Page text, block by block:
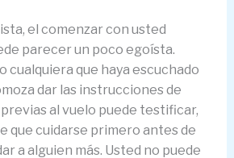
el comenzar con usted
parecer un poco egoísta.
cualquiera que haya escuchado
dar las instrucciones de
al vuelo puede testificar,
que cuidarse primero antes de
a alguien más. Usted no puede